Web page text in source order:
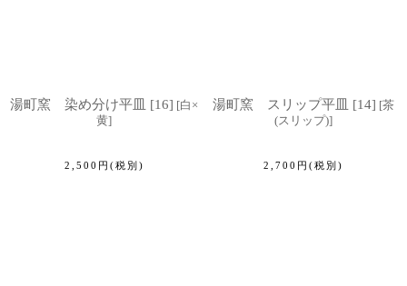
湯町窯 染め分け平皿 [16] [白×
黄]
2,500 円 (税別)
湯町窯 スリップ平皿 [14] [茶
(スリップ)]
2,700 円 (税別)